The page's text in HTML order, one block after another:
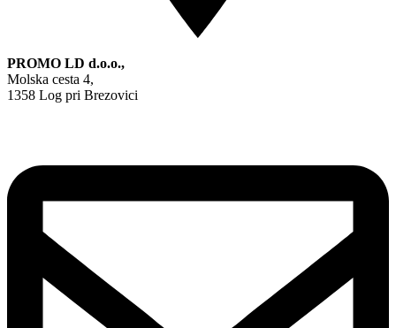
PROMO LD d.o.o.,
Molska cesta 4,
1358 Log pri Brezovici